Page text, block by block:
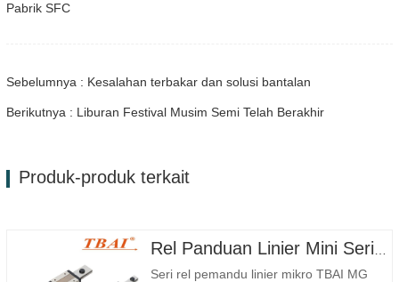
Pabrik SFC
Sebelumnya : Kesalahan terbakar dan solusi bantalan
Berikutnya : Liburan Festival Musim Semi Telah Berakhir
Produk-produk terkait
Seri rel pemandu linier mikro TBAI MG